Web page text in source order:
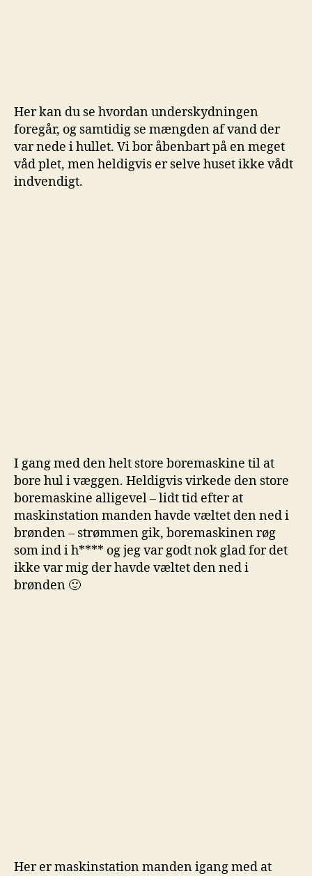
Her kan du se hvordan underskydningen
foregår, og samtidig se mængden af vand der
var nede i hullet. Vi bor åbenbart på en meget
våd plet, men heldigvis er selve huset ikke vådt
indvendigt.
I gang med den helt store boremaskine til at
bore hul i væggen. Heldigvis virkede den store
boremaskine alligevel – lidt tid efter at
maskinstation manden havde væltet den ned i
brønden – strømmen gik, boremaskinen røg
som ind i h**** og jeg var godt nok glad for det
ikke var mig der havde væltet den ned i
brønden 🙂
Her er maskinstation manden igang med at